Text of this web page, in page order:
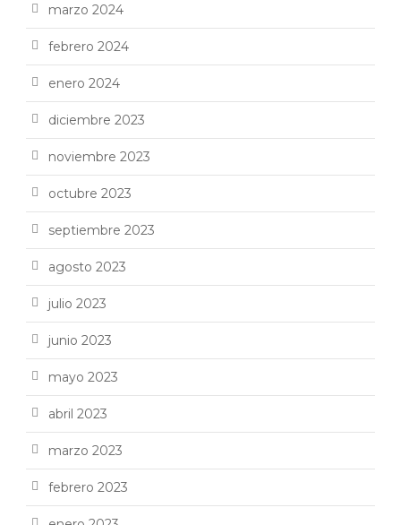
marzo 2024
febrero 2024
enero 2024
diciembre 2023
noviembre 2023
octubre 2023
septiembre 2023
agosto 2023
julio 2023
junio 2023
mayo 2023
abril 2023
marzo 2023
febrero 2023